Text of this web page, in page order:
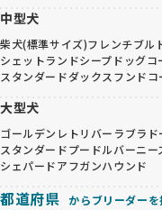
中型犬
柴犬(標準サイズ)フレンチブル
シェットランドシープドッグコ
スタンダードダックスフンドコ
大型犬
ゴールデンレトリバー ラブラ
スタンダードプードルバーニ
シェパードアフガンハウンド
都道府県 からブリーダー